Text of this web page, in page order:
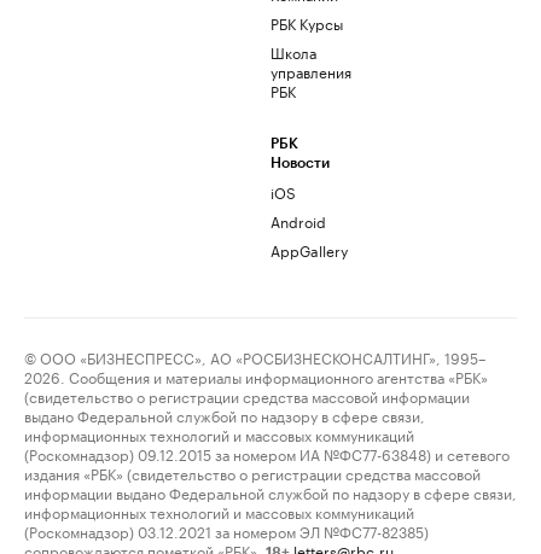
РБК Курсы
Школа
управления
РБК
РБК
Новости
iOS
Android
AppGallery
© ООО «БИЗНЕСПРЕСС», АО «РОСБИЗНЕСКОНСАЛТИНГ», 1995–
2026. Сообщения и материалы информационного агентства «РБК»
(свидетельство о регистрации средства массовой информации
выдано Федеральной службой по надзору в сфере связи,
информационных технологий и массовых коммуникаций
(Роскомнадзор) 09.12.2015 за номером ИА №ФС77-63848) и сетевого
издания «РБК» (свидетельство о регистрации средства массовой
информации выдано Федеральной службой по надзору в сфере связи,
информационных технологий и массовых коммуникаций
(Роскомнадзор) 03.12.2021 за номером ЭЛ №ФС77-82385)